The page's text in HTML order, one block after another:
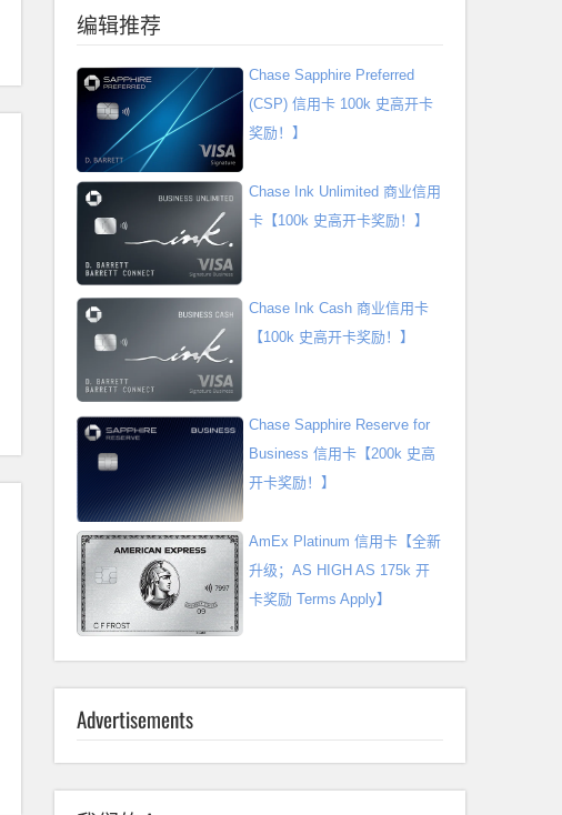
编辑推荐
Chase Sapphire Preferred
(CSP) 信用卡 100k 史高开卡
奖励！】
Chase Ink Unlimited 商业信用
卡【100k 史高开卡奖励！】
Chase Ink Cash 商业信用卡
【100k 史高开卡奖励！】
Chase Sapphire Reserve for
Business 信用卡【200k 史高
开卡奖励！】
AmEx Platinum 信用卡【全新
升级；AS HIGH AS 175k 开
卡奖励 Terms Apply】
Advertisements